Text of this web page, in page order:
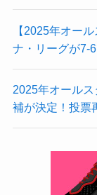
【2025年オー
ナ・リーグが7-
2025年オール
補が決定！投票